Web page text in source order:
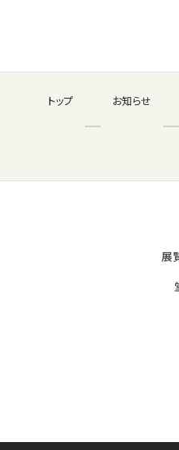
トップ お知らせ
展